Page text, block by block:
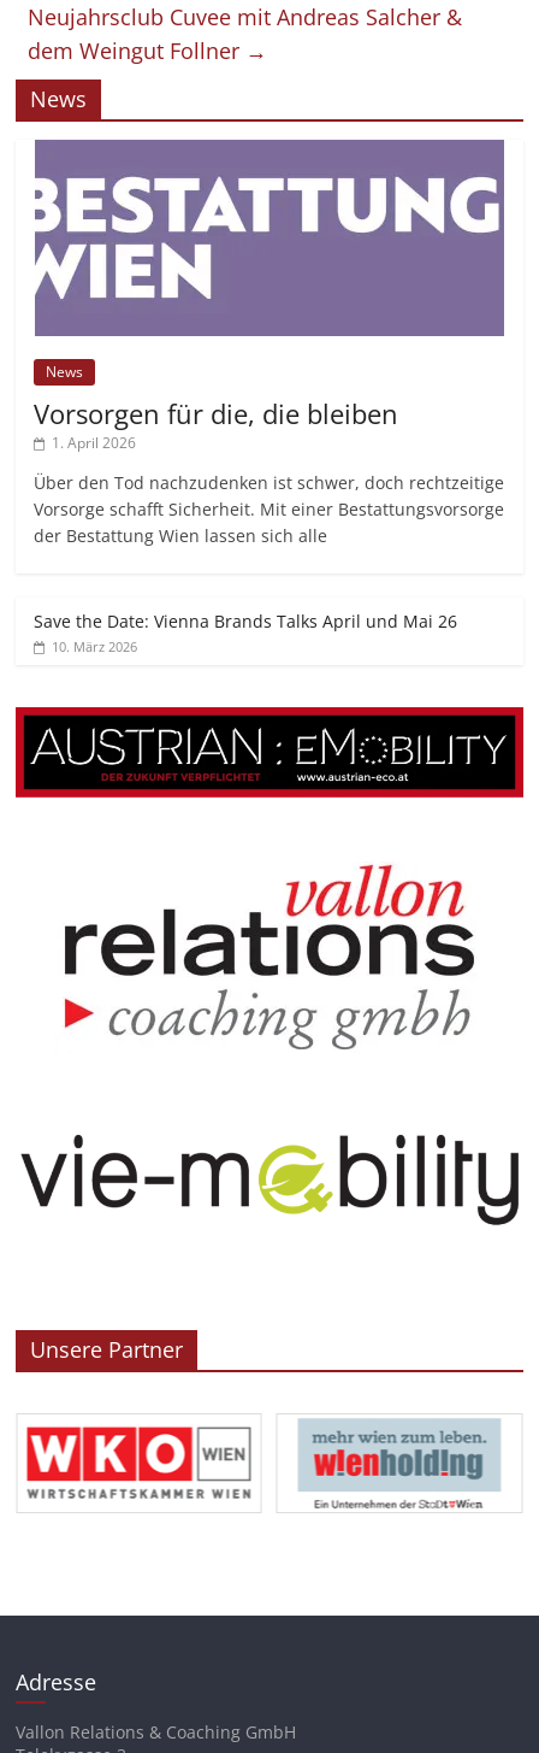
Neujahrsclub Cuvee mit Andreas Salcher &
dem Weingut Follner →
News
News
Vorsorgen für die, die bleiben
1. April 2026
Über den Tod nachzudenken ist schwer, doch rechtzeitige
Vorsorge schafft Sicherheit. Mit einer Bestattungsvorsorge
der Bestattung Wien lassen sich alle
Save the Date: Vienna Brands Talks April und Mai 26
10. März 2026
Unsere Partner
Adresse
Vallon Relations & Coaching GmbH